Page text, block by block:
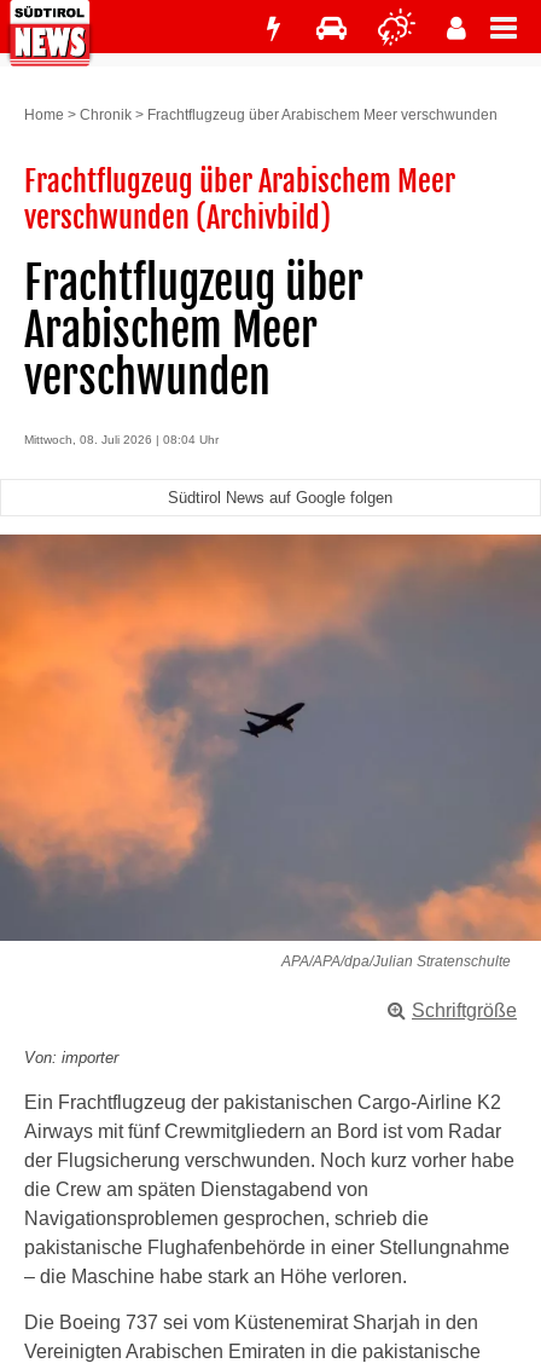
Home > Chronik > Frachtflugzeug über Arabischem Meer verschwunden
Frachtflugzeug über Arabischem Meer
verschwunden (Archivbild)
Frachtflugzeug über
Arabischem Meer
verschwunden
Mittwoch, 08. Juli 2026 | 08:04 Uhr
Südtirol News auf Google folgen
APA/APA/dpa/Julian Stratenschulte
Schriftgröße
Von: importer
Ein Frachtflugzeug der pakistanischen Cargo-Airline K2
Airways mit fünf Crewmitgliedern an Bord ist vom Radar
der Flugsicherung verschwunden. Noch kurz vorher habe
die Crew am späten Dienstagabend von
Navigationsproblemen gesprochen, schrieb die
pakistanische Flughafenbehörde in einer Stellungnahme
– die Maschine habe stark an Höhe verloren.
Die Boeing 737 sei vom Küstenemirat Sharjah in den
Vereinigten Arabischen Emiraten in die pakistanische